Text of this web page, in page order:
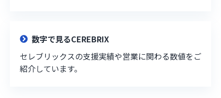
数字で見るCEREBRIX
セレブリックスの支援実績や営業に関わる数値をご
紹介しています。